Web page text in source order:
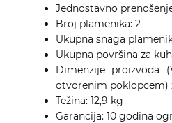
Jednostavno
Broj plamenika: 2
Ukupna snaga
Ukupna površina za
Dimenzije
otvorenim poklopcem)
Težina: 12,9 kg
Garancija: 10 godina